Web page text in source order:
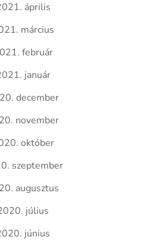
április
március
február
január
december
november
október
szeptember
augusztus
július
június